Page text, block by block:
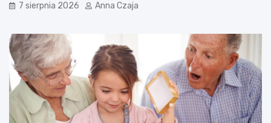
7 sierpnia 2026 Anna Czaja